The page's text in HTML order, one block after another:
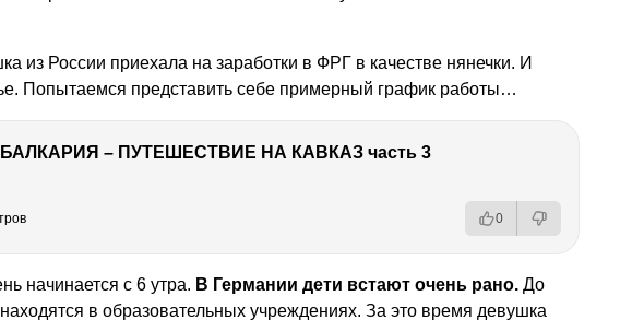
из России приехала на заработки в ФРГ в качестве нянечки. И
Попытаемся представить себе примерный график работы…
– ПУТЕШЕСТВИЕ НА КАВКАЗ часть 3
0
начинается с 6 утра. В Германии дети встают очень рано. До
в образовательных учреждениях. За это время девушка